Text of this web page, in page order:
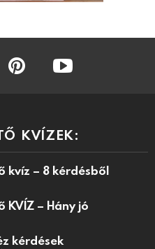
KVÍZEK:
kvíz – 8 kérdésből
KVÍZ – Hány jó
kérdések